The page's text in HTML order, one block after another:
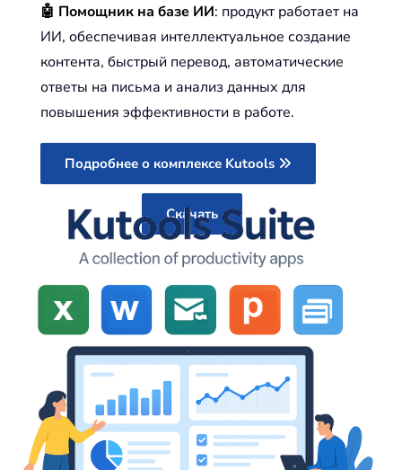
🤖 Помощник на базе ИИ: продукт работает на
ИИ, обеспечивая интеллектуальное создание
контента, быстрый перевод, автоматические
ответы на письма и анализ данных для
повышения эффективности в работе.
Подробнее о комплексе Kutools
Скачать